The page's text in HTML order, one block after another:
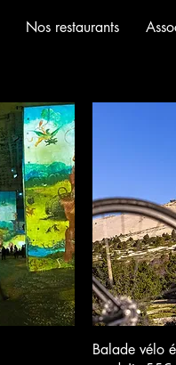
Nos restaurants
Balade vélo